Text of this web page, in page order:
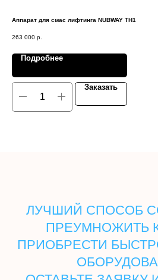
Аппарат для смас лифтинга NUBWAY TH1
263 000 р.
Подробнее
Заказать
ЛУЧШИЙ СПОСОБ
ПРЕУМНОЖИТЬ
ПРИОБРЕСТИ